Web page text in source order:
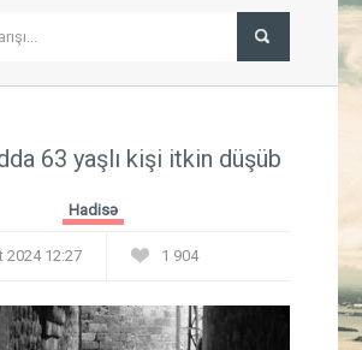
İqtisadiyyat
63 yaşlı kişi itkin düşüb
Hadisə
2024 12:27 1 904